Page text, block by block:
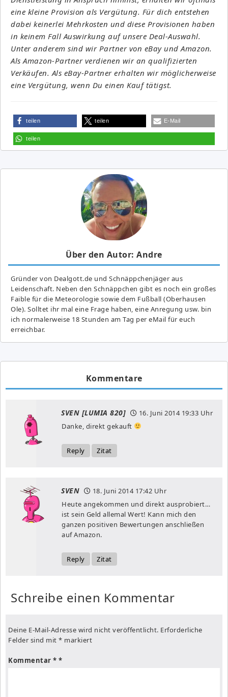
eine kleine Provision als Vergütung. Für dich entstehen
dabei keinerlei Mehrkosten und diese Provisionen haben
in keinem Fall Auswirkung auf unsere Deal-Auswahl.
Unter anderem sind wir Partner von eBay und Amazon.
Als Amazon-Partner verdienen wir an qualifizierten
Verkäufen. Als eBay-Partner erhalten wir möglicherweise
eine Vergütung, wenn Du einen Kauf tätigst.
teilen teilen E-Mail
teilen
Über den Autor: Andre
Gründer von Dealgott.de und Schnäppchenjäger aus
Leidenschaft. Neben den Schnäppchen gibt es noch ein großes
Fai­ble für die Meteorologie sowie dem Fußball (Oberhausen
Ole). Solltet ihr mal eine Frage haben, eine Anregung usw. bin
ich normalerweise 18 Stunden am Tag per eMail für euch
erreichbar.
Kommentare
SVEN [LUMIA 820] 16. Juni 201419:33 Uhr
Danke, direkt gekauft
Reply Zitat
SVEN 18. Juni 201417:42 Uhr
Heute angekommen und direkt ausprobiert…
ist sein Geld allemal Wert! Kann mich den
ganzen positiven Bewertungen anschließen
auf Amazon.
Reply Zitat
Schreibe einen Kommentar
Deine E-Mail-Adresse wird nicht veröffentlicht. Erforderliche
Felder sind mit * markiert
Kommentar *